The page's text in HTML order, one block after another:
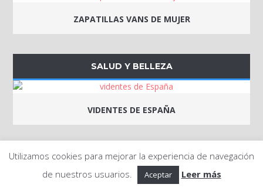
ZAPATILLAS VANS DE MUJER
SALUD Y BELLEZA
VIDENTES DE ESPAÑA
SALUD Y BELLEZA
Utilizamos cookies para mejorar la experiencia de navegación
de nuestros usuarios.
Aceptar Leer más